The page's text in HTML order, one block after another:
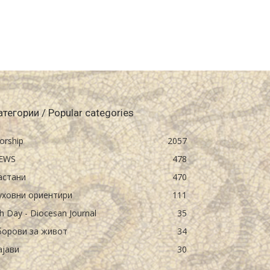
/ Popular categories
2057
478
470
ориентири
111
Day - Diocesan Journal
35
за живот
34
30